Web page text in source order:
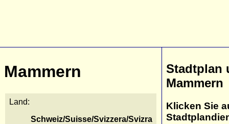
Mammern
Land:
Schweiz/Suisse/Svizzera/Svizra
Stadtplan
Mammern
Klicken Sie